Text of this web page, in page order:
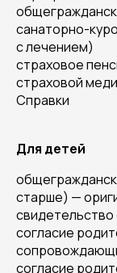
санаторно-
с лечением)
страховое
страховой
Справки
Для детей
старше) —
согласие
согласие